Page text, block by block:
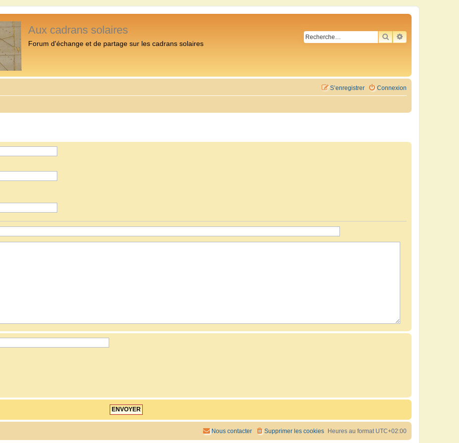
Aux cadrans solaires
Forum d'échange et de partage sur les cadrans solaires
RECHERCHER
RECHERCHE
Connexion
S’enregistrer
Heures au format UTC+02:00
Supprimer les cookies
Nous contacter